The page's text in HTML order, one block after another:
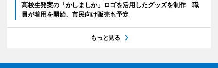
高校生発案の「かしましか」ロゴを活用したグッズを制作 職
員が着用を開始、市民向け販売も予定
もっと見る